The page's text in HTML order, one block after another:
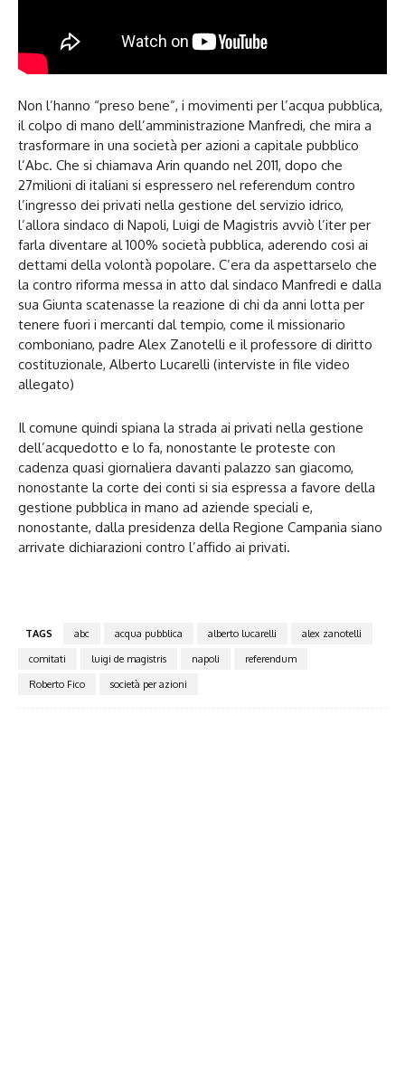
Non l’hanno “preso bene”, i movimenti per l’acqua pubblica,
il colpo di mano dell’amministrazione Manfredi, che mira a
trasformare in una società per azioni a capitale pubblico
l’Abc. Che si chiamava Arin quando nel 2011, dopo che
27milioni di italiani si espressero nel referendum contro
l’ingresso dei privati nella gestione del servizio idrico,
l’allora sindaco di Napoli, Luigi de Magistris avviò l’iter per
farla diventare al 100% società pubblica, aderendo cosi ai
dettami della volontà popolare. C’era da aspettarselo che
la contro riforma messa in atto dal sindaco Manfredi e dalla
sua Giunta scatenasse la reazione di chi da anni lotta per
tenere fuori i mercanti dal tempio, come il missionario
comboniano, padre Alex Zanotelli e il professore di diritto
costituzionale, Alberto Lucarelli (interviste in file video
allegato)
Il comune quindi spiana la strada ai privati nella gestione
dell’acquedotto e lo fa, nonostante le proteste con
cadenza quasi giornaliera davanti palazzo san giacomo,
nonostante la corte dei conti si sia espressa a favore della
gestione pubblica in mano ad aziende speciali e,
nonostante, dalla presidenza della Regione Campania siano
arrivate dichiarazioni contro l’affido ai privati.
TAGS abc acqua pubblica alberto lucarelli
alex zanotelli
comitati
luigi de magistris napoli
referendum
Roberto Fico
società per azioni